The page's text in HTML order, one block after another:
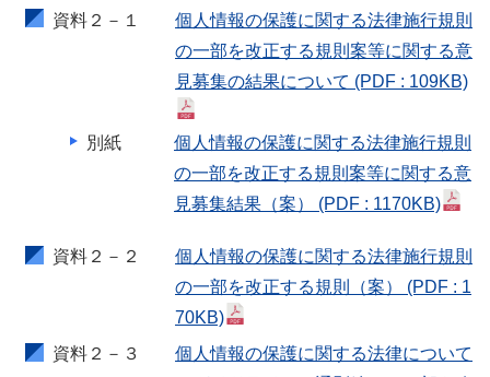
資料２－１
個人情報の保護に関する法律施行規則
の一部を改正する規則案等に関する意
見募集の結果について (PDF : 109KB)
別紙
個人情報の保護に関する法律施行規則
の一部を改正する規則案等に関する意
見募集結果（案） (PDF : 1170KB)
資料２－２
個人情報の保護に関する法律施行規則
の一部を改正する規則（案） (PDF : 1
70KB)
資料２－３
個人情報の保護に関する法律について